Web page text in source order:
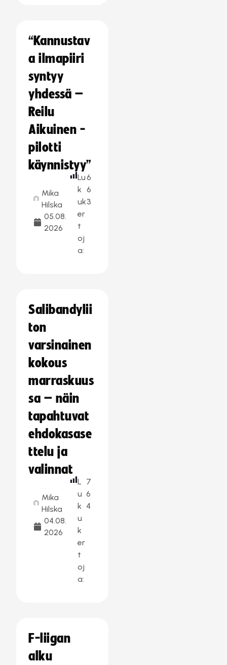
“Kannustav
a ilmapiiri
syntyy
yhdessä –
Reilu
Aikuinen -
pilotti
käynnistyy”
Mika
Hilska
05.08.
2026
Lu
k
uk
er
t
oj
a:
6
6
3
Salibandylii
ton
varsinainen
kokous
marraskuus
sa – näin
tapahtuvat
ehdokasase
ttelu ja
valinnat
Mika
Hilska
04.08.
2026
L
u
k
u
k
er
t
oj
a:
7
6
4
F-liigan
alku